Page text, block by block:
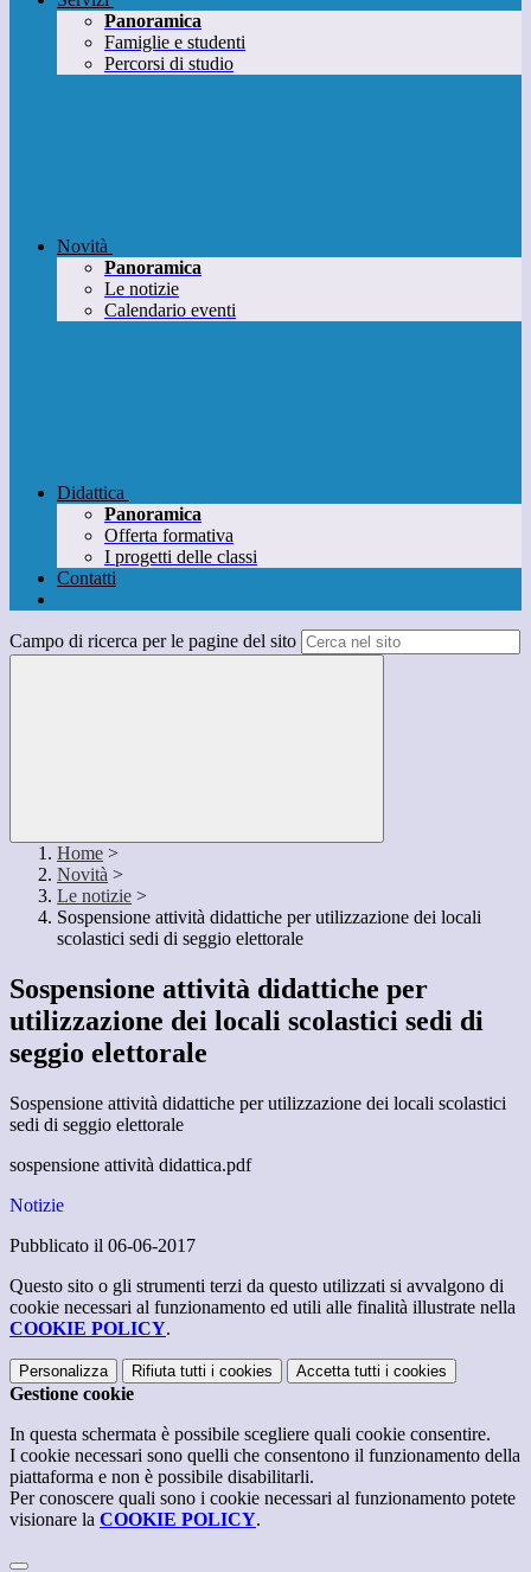
Panoramica
Famiglie e studenti
Percorsi di studio
Novità
Panoramica
Le notizie
Calendario eventi
Didattica
Panoramica
Offerta formativa
I progetti delle classi
Contatti
Campo di ricerca per le pagine del sito
Home >
Novità >
Le notizie >
Sospensione attività didattiche per utilizzazione dei locali
scolastici sedi di seggio elettorale
Sospensione attività didattiche per
utilizzazione dei locali scolastici sedi di
seggio elettorale
Sospensione attività didattiche per utilizzazione dei locali scolastici
sedi di seggio elettorale
sospensione attività didattica.pdf
Notizie
Pubblicato il 06-06-2017
Questo sito o gli strumenti terzi da questo utilizzati si avvalgono di
cookie necessari al funzionamento ed utili alle finalità illustrate nella
COOKIE POLICY.
Personalizza Rifiuta tutti i cookies Accetta tutti i cookies
Gestione cookie
In questa schermata è possibile scegliere quali cookie consentire.
I cookie necessari sono quelli che consentono il funzionamento della
piattaforma e non è possibile disabilitarli.
Per conoscere quali sono i cookie necessari al funzionamento potete
visionare la COOKIE POLICY.